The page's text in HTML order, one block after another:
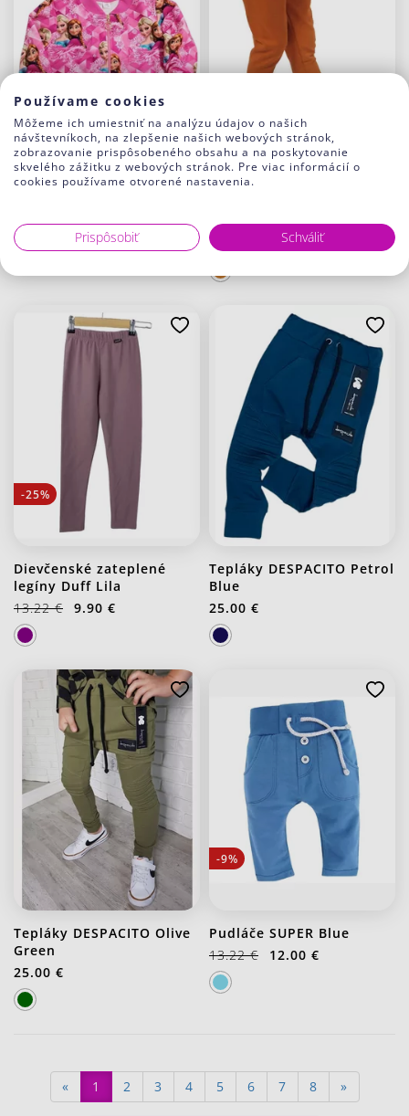
-16%
23.60 €
19.90 €
-25%
legíny Cinnamon
13.22 €
9.90 €
-25%
Dievčenské zateplené
legíny Duff Lila
13.22 €
9.90 €
Tepláky DESPACITO Petrol
Blue
25.00 €
Tepláky DESPACITO Olive
Green
25.00 €
-9%
Pudláče SUPER Blue
13.22 €
12.00 €
« 1 2 3 4 5 6 7 8 »
Používame cookies
Môžeme ich umiestniť na analýzu údajov o našich
návštevníkoch, na zlepšenie našich webových stránok,
zobrazovanie prispôsobeného obsahu a na poskytovanie
skvelého zážitku z webových stránok. Pre viac informácií o
cookies používame otvorené nastavenia.
Prispôsobiť Schváliť